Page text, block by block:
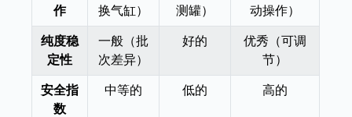
作
换气缸）
测罐）
动操作）
纯度稳
定性
一般（批
次差异）
好的
优秀（可调
节）
安全指
数
中等的 低的 高的